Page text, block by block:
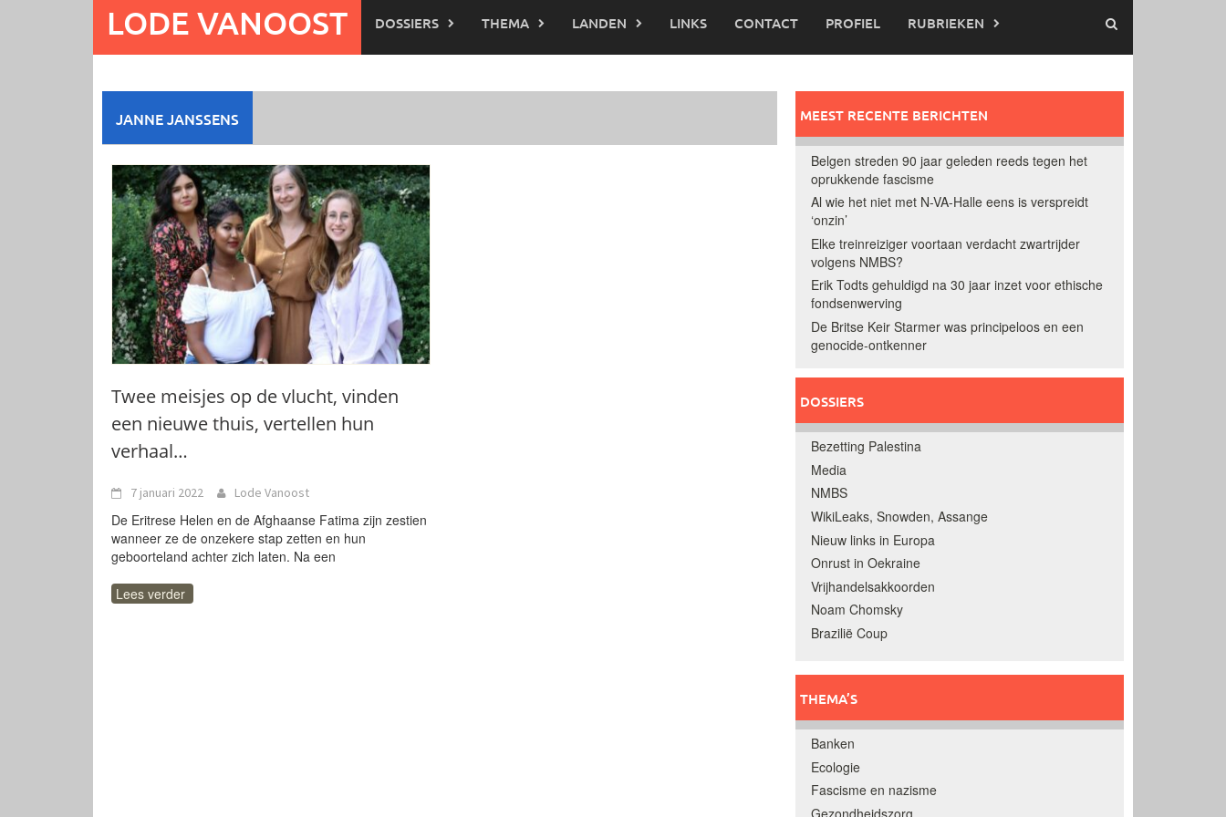
LODE VANOOST DOSSIERS THEMA LANDEN LINKS CONTACT PROFIEL RUBRIEKEN
JANNE JANSSENS
Twee meisjes op de vlucht, vinden
een nieuwe thuis, vertellen hun
verhaal…
7 januari 2022 Lode Vanoost
De Eritrese Helen en de Afghaanse Fatima zijn zestien
wanneer ze de onzekere stap zetten en hun
geboorteland achter zich laten. Na een
Lees verder
MEEST RECENTE BERICHTEN
Belgen streden 90 jaar geleden reeds tegen het
oprukkende fascisme
Al wie het niet met N-VA-Halle eens is verspreidt
‘onzin’
Elke treinreiziger voortaan verdacht zwartrijder
volgens NMBS?
Erik Todts gehuldigd na 30 jaar inzet voor ethische
fondsenwerving
De Britse Keir Starmer was principeloos en een
genocide-ontkenner
DOSSIERS
Bezetting Palestina
Media
NMBS
WikiLeaks, Snowden, Assange
Nieuw links in Europa
Onrust in Oekraine
Vrijhandelsakkoorden
Noam Chomsky
Brazilië Coup
THEMA’S
Banken
Ecologie
Fascisme en nazisme
Gezondheidszorg